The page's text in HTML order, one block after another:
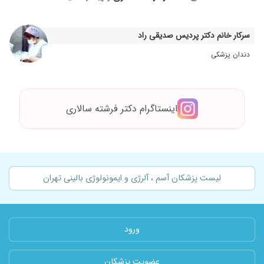
پسرم کهیر میزنه فهلا تحت درمان هست ۱۴۰۴/۰۶/۲۴
۱۴۰۳/۱۱/۲۲
بسیار عالی ۱۴۰۴/۰۱/۰۵
عدم رضایت
اوکی بود ۱۴۰۴/۰۹/۰۴
خیلی عالی بودند
من دیگه نفس نمیتونستم بکشم تو همین مدت
کمس که داروهام و مصرف کردم خیلی بهتر شدم
۱۴۰۴/۱۰/۱۰
توجهی در مورد شرح حالی که بیمار باید به دکتر
۱۴۰۵/۰۴/۰۳
سرکار خانم دکتر پردیس صدیقی راد
دندان پزشکی
اینستاگرام دکتر فرشته سالاری
لیست پزشکان آسم ، آلرژی و ایمونولوژی بالینی تهران
ورود